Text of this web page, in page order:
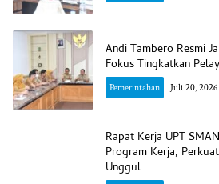
Andi Tambero Resmi
Fokus Tingkatkan
Pemerintahan Juli 20, 2026
Rapat Kerja UPT
Program Kerja,
Unggul